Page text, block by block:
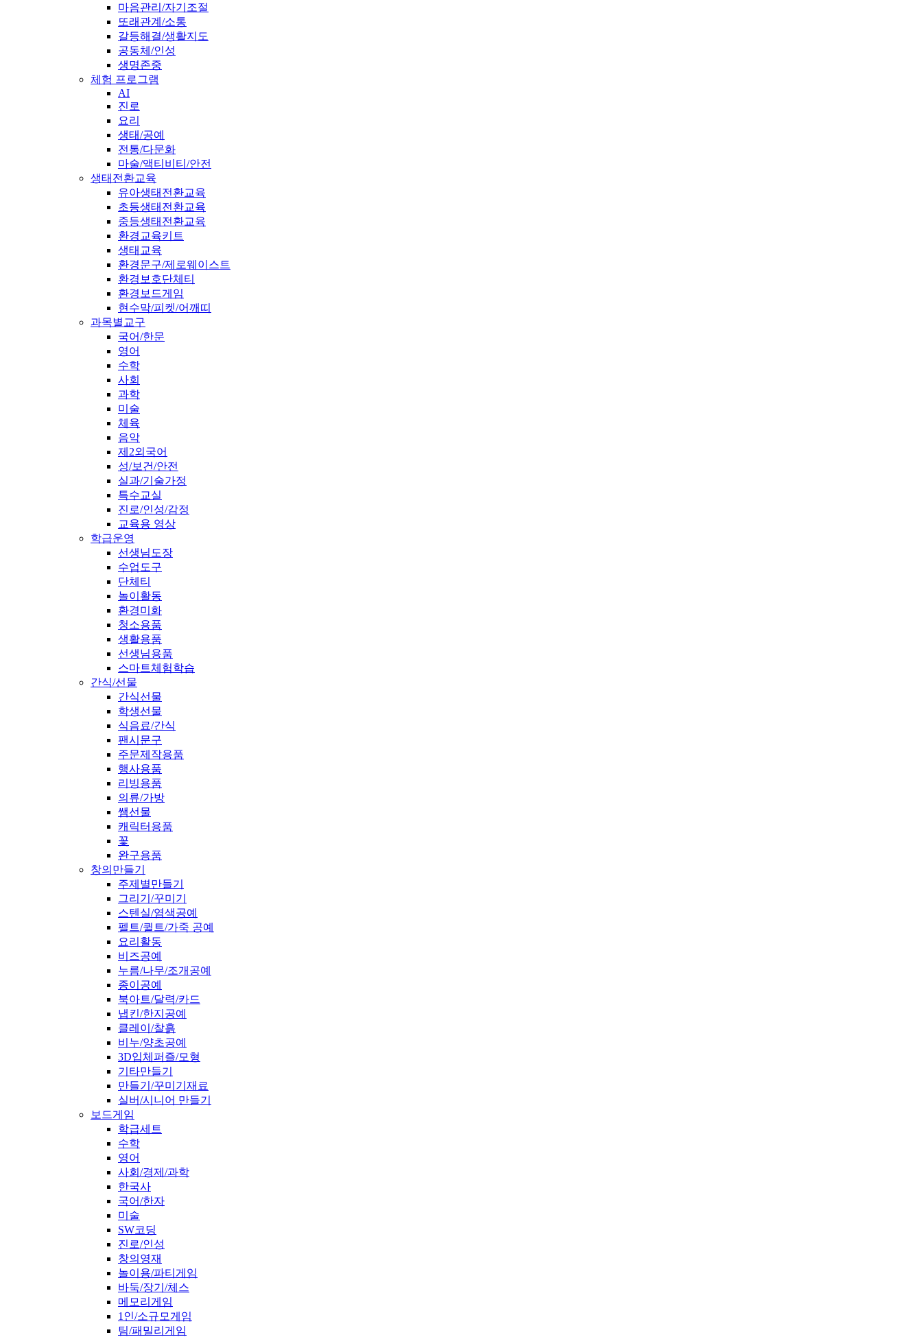
마음관리/자기조절
또래관계/소통
갈등해결/생활지도
공동체/인성
생명존중
체험 프로그램
AI
진로
요리
생태/공예
전통/다문화
마술/액티비티/안전
생태전환교육
유아생태전환교육
초등생태전환교육
중등생태전환교육
환경교육키트
생태교육
환경문구/제로웨이스트
환경보호단체티
환경보드게임
현수막/피켓/어깨띠
과목별교구
국어/한문
영어
수학
사회
과학
미술
체육
음악
제2외국어
성/보건/안전
실과/기술가정
특수교실
진로/인성/감정
교육용 영상
학급운영
선생님도장
수업도구
단체티
놀이활동
환경미화
청소용품
생활용품
선생님용품
스마트체험학습
간식/선물
간식선물
학생선물
식음료/간식
팬시문구
주문제작용품
행사용품
리빙용품
의류/가방
쌤선물
캐릭터용품
꽃
완구용품
창의만들기
주제별만들기
그리기/꾸미기
스텐실/염색공예
펠트/퀼트/가죽 공예
요리활동
비즈공예
누름/나무/조개공예
종이공예
북아트/달력/카드
냅킨/한지공예
클레이/찰흙
비누/양초공예
3D입체퍼즐/모형
기타만들기
만들기/꾸미기재료
실버/시니어 만들기
보드게임
학급세트
수학
영어
사회/경제/과학
한국사
국어/한자
미술
SW코딩
진로/인성
창의영재
놀이용/파티게임
바둑/장기/체스
메모리게임
1인/소규모게임
팀/패밀리게임